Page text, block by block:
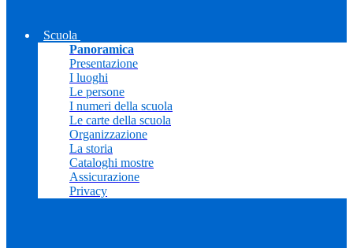
Scuola
Panoramica
Presentazione
I luoghi
Le persone
I numeri della scuola
Le carte della scuola
Organizzazione
La storia
Cataloghi mostre
Assicurazione
Privacy